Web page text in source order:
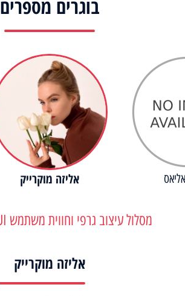
בוגרים מספרים
אליזה מוקרייק
מסלול עיצוב גרפי וחווית משתמש Pro – UX\UI
אליזה מוקרייק